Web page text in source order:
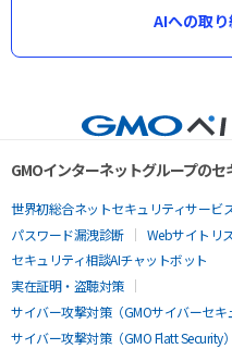
AIへの取
GMOインターネットグループの
世界初総合ネットセキュリティサービ
パスワード漏洩診断
Webサイトリ
セキュリティ相談AIチャットボット
実在証明・盗聴対策
サイバー攻撃対策（GMOサイバーセキ
サイバー攻撃対策（GMO Flatt Security）